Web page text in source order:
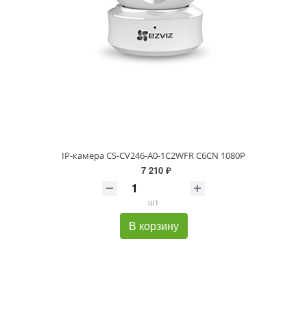
IP-камера CS-CV246-A0-1C2WFR C6CN 1080P
7 210 ₽
шт
В корзину